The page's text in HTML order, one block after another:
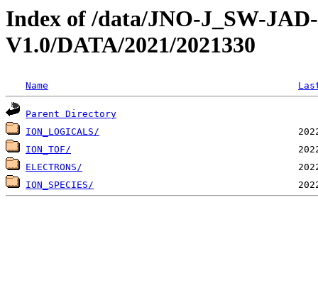
Index of /data/JNO-J_SW-
V1.0/DATA/2021/2021330
Name
Parent Directory
ION_LOGICALS/
ION_TOF/
ELECTRONS/
ION_SPECIES/